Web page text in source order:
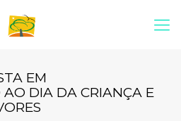
EM
DIA DA CRIANÇA E